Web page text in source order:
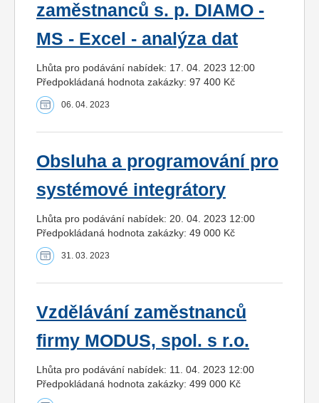
zaměstnanců s. p. DIAMO -
MS - Excel - analýza dat
Lhůta pro podávání nabídek: 17. 04. 2023 12:00
Předpokládaná hodnota zakázky: 97 400 Kč
06. 04. 2023
Obsluha a programování pro
systémové integrátory
Lhůta pro podávání nabídek: 20. 04. 2023 12:00
Předpokládaná hodnota zakázky: 49 000 Kč
31. 03. 2023
Vzdělávání zaměstnanců
firmy MODUS, spol. s r.o.
Lhůta pro podávání nabídek: 11. 04. 2023 12:00
Předpokládaná hodnota zakázky: 499 000 Kč